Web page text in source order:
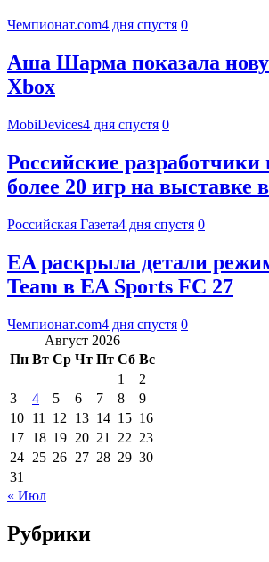
Чемпионат.com4 дня спустя 0
Аша Шарма показала
Xbox
MobiDevices4 дня спустя 0
Российские разработчики
более 20 игр на выставке
Российская Газета4 дня спустя 0
EA раскрыла детали
Team в EA Sports FC 27
Чемпионат.com4 дня спустя 0
Август 2026
Пн Вт Ср Чт Пт Сб Вс
1
2
3
4 5 6 7 8
9
10 11 12 13 14 15 16
17 18 19 20 21 22 23
24 25 26 27 28 29 30
31
« Июл
Рубрики